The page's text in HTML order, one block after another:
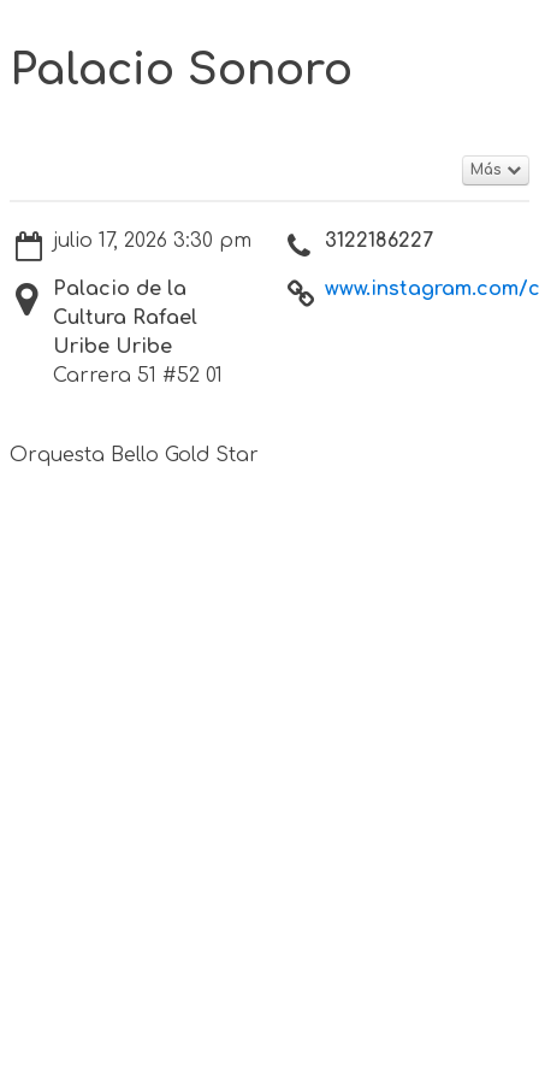
Palacio Sonoro
Más
julio 17, 2026 3:30 pm
Palacio de la
Cultura Rafael
Uribe Uribe
Carrera 51 #52 01
3122186227
www.instagram.com/
Orquesta Bello Gold Star